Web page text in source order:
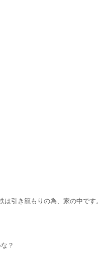
引き籠もりの為、家の中です
？